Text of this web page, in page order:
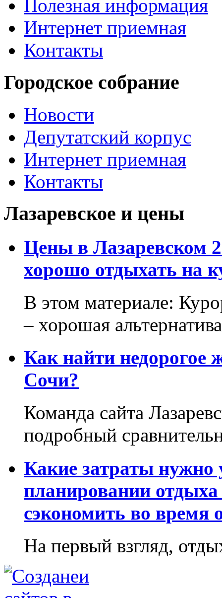
Полезная информация
Интернет приемная
Контакты
Городское собрание
Новости
Депутатский корпус
Интернет приемная
Контакты
Лазаревское и цены
Цены в Лазаревском
хорошо отдыхать на
В этом материале:
– хорошая
Как найти недорогое
Сочи?
Команда сайта
подробный
Какие затраты нужно
планировании
сэкономить во время
На первый взгляд,